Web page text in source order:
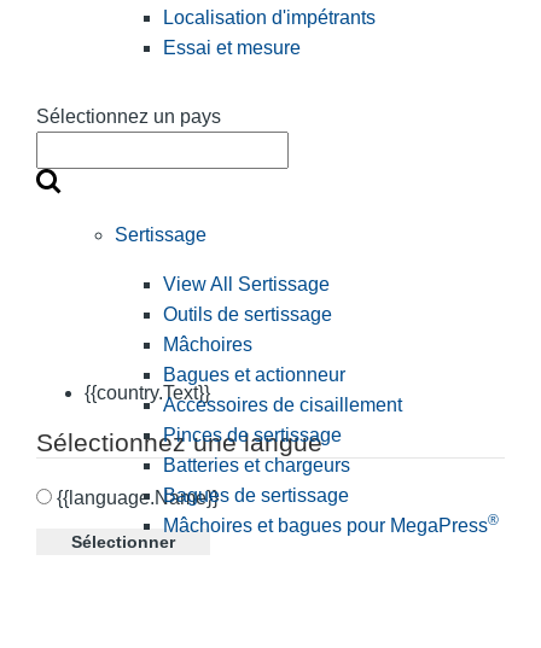
Sélectionnez un pays
{{country.Text}}
Sélectionnez une langue
{{language.Name}}
Sélectionner
Localisation d'impétrants
Essai et mesure
Sertissage
View All Sertissage
Outils de sertissage
Mâchoires
Bagues et actionneur
Accessoires de cisaillement
Pinces de sertissage
Batteries et chargeurs
Bagues de sertissage
Mâchoires et bagues pour MegaPress®